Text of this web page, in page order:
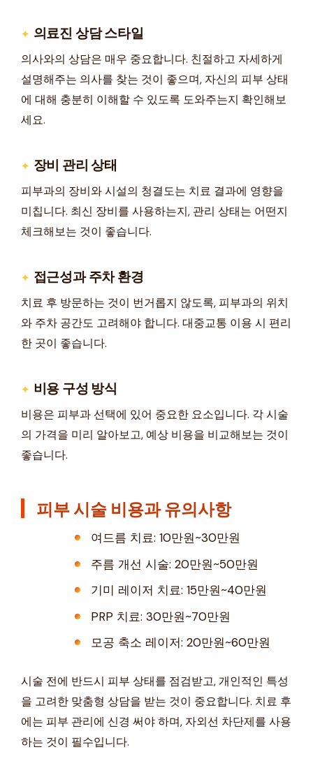
의료진 상담 스타일
의사와의 상담은 매우 중요합니다. 친절하고 자세하게
설명해주는 의사를 찾는 것이 좋으며, 자신의 피부 상태
에 대해 충분히 이해할 수 있도록 도와주는지 확인해보
세요.
장비 관리 상태
피부과의 장비와 시설의 청결도는 치료 결과에 영향을
미칩니다. 최신 장비를 사용하는지, 관리 상태는 어떤지
체크해보는 것이 좋습니다.
접근성과 주차 환경
치료 후 방문하는 것이 번거롭지 않도록, 피부과의 위치
와 주차 공간도 고려해야 합니다. 대중교통 이용 시 편리
한 곳이 좋습니다.
비용 구성 방식
비용은 피부과 선택에 있어 중요한 요소입니다. 각 시술
의 가격을 미리 알아보고, 예상 비용을 비교해보는 것이
좋습니다.
피부 시술 비용과 유의사항
여드름 치료: 10만원~30만원
주름 개선 시술: 20만원~50만원
기미 레이저 치료: 15만원~40만원
PRP 치료: 30만원~70만원
모공 축소 레이저: 20만원~60만원
시술 전에 반드시 피부 상태를 점검받고, 개인적인 특성
을 고려한 맞춤형 상담을 받는 것이 중요합니다. 치료 후
에는 피부 관리에 신경 써야 하며, 자외선 차단제를 사용
하는 것이 필수입니다.